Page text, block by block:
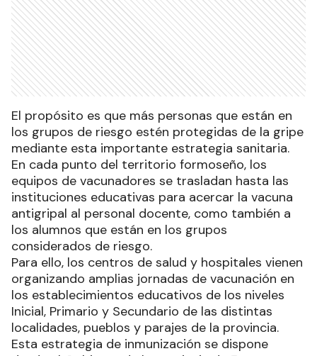
El propósito es que más personas que están en
los grupos de riesgo estén protegidas de la gripe
mediante esta importante estrategia sanitaria.
En cada punto del territorio formoseño, los
equipos de vacunadores se trasladan hasta las
instituciones educativas para acercar la vacuna
antigripal al personal docente, como también a
los alumnos que están en los grupos
considerados de riesgo.
Para ello, los centros de salud y hospitales vienen
organizando amplias jornadas de vacunación en
los establecimientos educativos de los niveles
Inicial, Primario y Secundario de las distintas
localidades, pueblos y parajes de la provincia.
Esta estrategia de inmunización se dispone